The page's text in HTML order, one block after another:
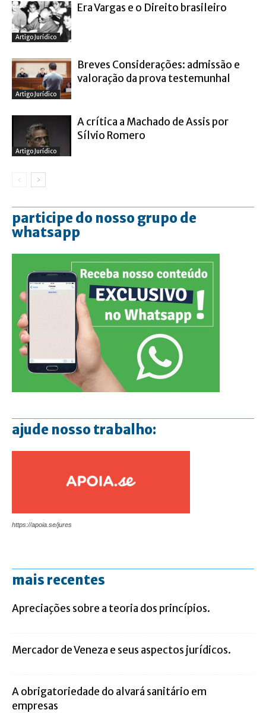
Artigo Jurídico
Era Vargas e o Direito brasileiro
Artigo Jurídico
Breves Considerações: admissão e
valoração da prova testemunhal
Artigo Jurídico
A crítica a Machado de Assis por
Sílvio Romero
participe do nosso grupo de
whatsapp
ajude nosso trabalho:
https://apoia.se/jures
mais recentes
Apreciações sobre a teoria dos princípios.
Mercador de Veneza e seus aspectos jurídicos.
A obrigatoriedade do alvará sanitário em
empresas